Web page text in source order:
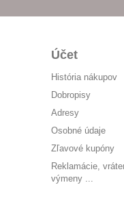
Účet
História nákupov
Dobropisy
Adresy
Osobné údaje
Zľavové kupóny
Reklamácie,
výmeny ...